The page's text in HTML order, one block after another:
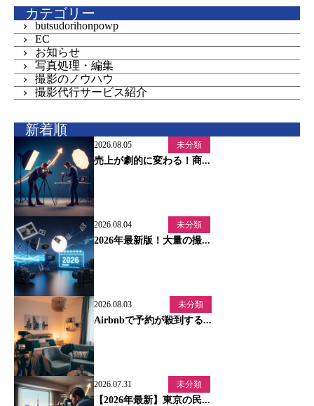
カテゴリー
butsudorihonpowp
EC
お知らせ
写真処理・編集
撮影のノウハウ
撮影代行サービス紹介
新着順
2026.08.05 未分類
売上が劇的に変わる！商...
2026.08.04 未分類
2026年最新版！大量の撮...
2026.08.03 未分類
Airbnbで予約が殺到する...
2026.07.31 未分類
【2026年最新】東京の民...